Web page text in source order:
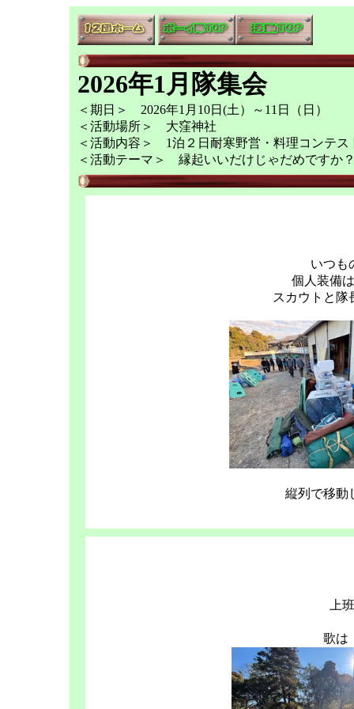
2026年1月隊集会
＜期日＞ 2026年1月10日(土）～11日（日）
＜活動場所＞ 大窪神社
＜活動内容＞ 1泊２日耐寒野営・料理コンテス
＜活動テーマ＞ 縁起いいだけじゃだめですか
いつも
個人装備
スカウトと隊
縦列で移動
上
歌は